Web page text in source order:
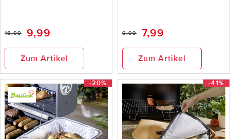
16,99 9,99
Zum Artikel
9,99 7,99
Zum Artikel
-20% -41%